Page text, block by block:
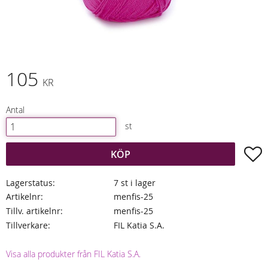
105 KR
Antal
st
KÖP
Lagerstatus
7 st i lager
Artikelnr
menfis-25
Tillv. artikelnr
menfis-25
Tillverkare
FIL Katia S.A.
Visa alla produkter från FIL Katia S.A.